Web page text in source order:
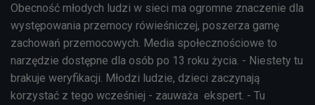
Obecność młodych ludzi w sieci ma ogromne znaczenie dla
występowania przemocy rówieśniczej, poszerza gamę
zachowań przemocowych. Media społecznościowe to
narzędzie dostępne dla osób po 13 roku życia. - Niestety tu
brakuje weryfikacji. Młodzi ludzie, dzieci zaczynają
korzystać z tego wcześniej - zauważa ekspert. - Tu